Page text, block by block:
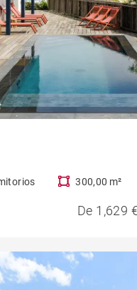
300,00 m²
De 1,629